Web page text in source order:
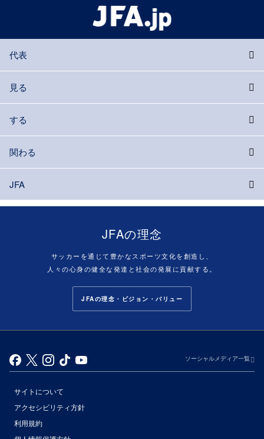
代表
見る
する
関わる
JFA
JFAの理念
サッカーを通じて豊かなスポーツ文化を創造し、
人々の心身の健全な発達と社会の発展に貢献する。
JFAの理念・ビジョン・バリュー
ソーシャルメディア一覧
サイトについて
アクセシビリティ方針
利用規約